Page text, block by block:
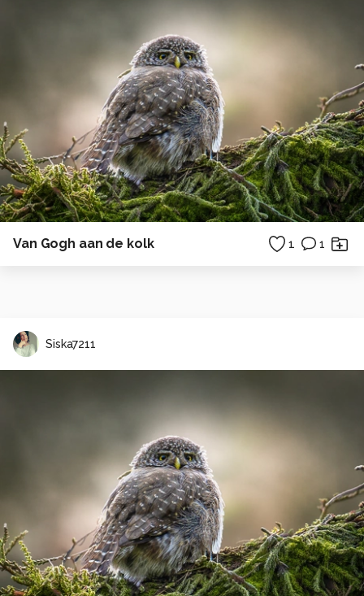
Van Gogh aan de kolk 1 1
Siska7211